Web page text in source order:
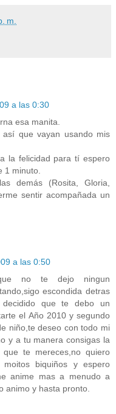
m.
a las 0:30
esa manita.
que vayan usando mis
la felicidad para tí espero
1 minuto.
demás (Rosita, Gloria,
sentir acompañada un
a las 0:50
no te dejo ningun
escondida detras
que te debo un
el Año 2010 y segundo
niño,te deseo con todo mi
y a tu manera consigas la
te mereces,no quiero
biquiños y espero
anime mas a menudo a
animo y hasta pronto.